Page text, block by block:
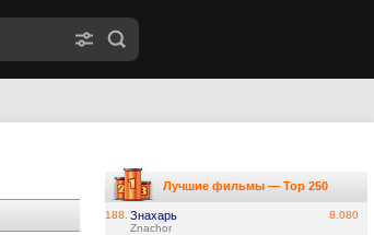
Лучшие фильмы — Top 250
188. Знахарь
Znachor
8.080